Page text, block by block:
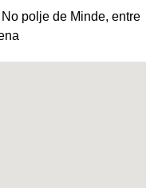
No polje de Minde, entre